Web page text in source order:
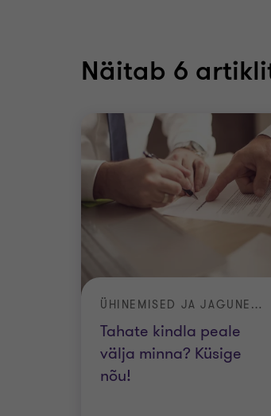
Näitab 6
Tahate kindla peale
välja minna? Küsige
nõu!
ÜHINEMISED JA JAGUNEMISED